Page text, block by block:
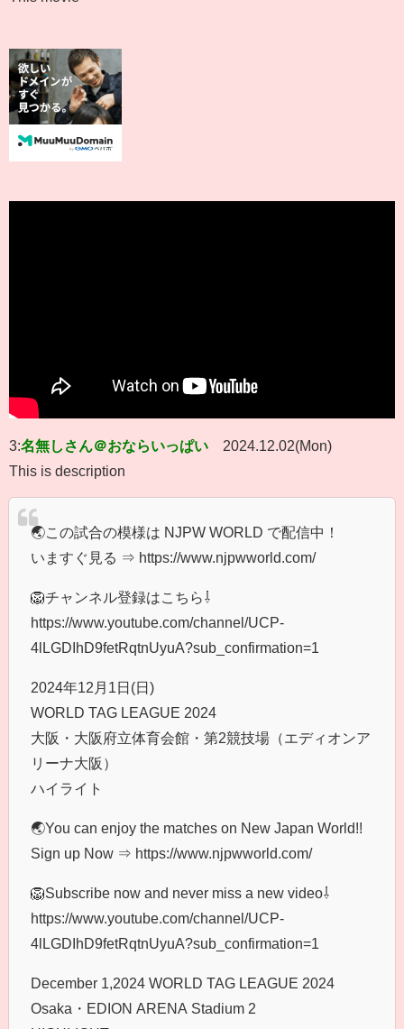
3:名無しさん＠おならいっぱい
2024.12.02(Mon)
This is description
🌏この試合の模様は NJPW WORLD で配信中！
いますぐ見る ⇒ https://www.njpwworld.com/
🦁チャンネル登録はこちら⇩
https://www.youtube.com/channel/UCP-
4lLGDIhD9fetRqtnUyuA?sub_confirmation=1
2024年12月1日(日)
WORLD TAG LEAGUE 2024
大阪・大阪府立体育会館・第2競技場（エディオンア
リーナ大阪）
ハイライト
🌏You can enjoy the matches on New Japan World!!
Sign up Now ⇒ https://www.njpwworld.com/
🦁Subscribe now and never miss a new video⇩
https://www.youtube.com/channel/UCP-
4lLGDIhD9fetRqtnUyuA?sub_confirmation=1
December 1,2024 WORLD TAG LEAGUE 2024
Osaka・EDION ARENA Stadium 2